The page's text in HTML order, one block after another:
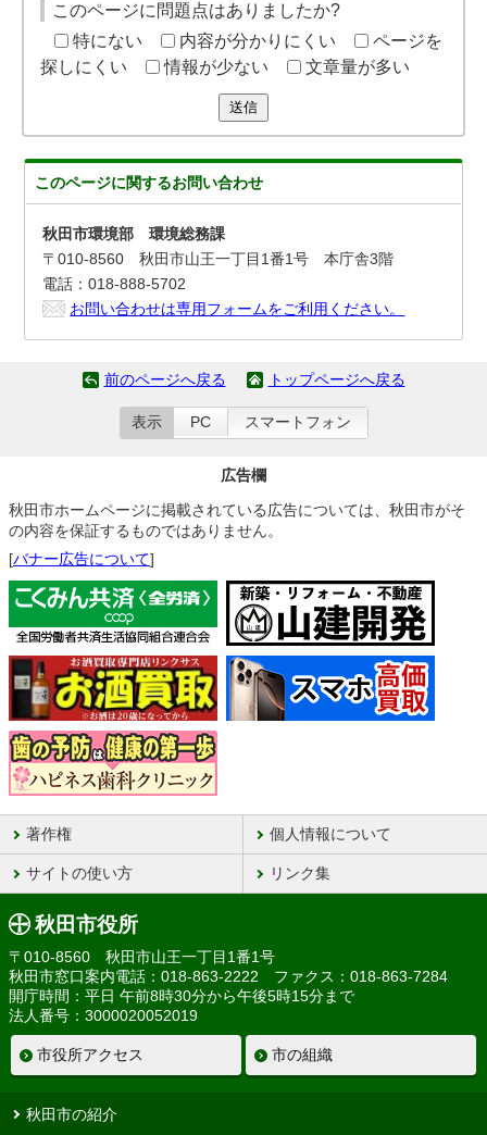
このページに問題点はありましたか?
特にない
内容が分かりにくい
ページを
探しにくい
情報が少ない 文章量が多い
送信
このページに関するお問い合わせ
秋田市環境部 環境総務課
〒010-8560 秋田市山王一丁目1番1号 本庁舎3階
電話：018-888-5702
お問い合わせは専用フォームをご利用ください。
前のページへ戻る トップページへ戻る
表示 PC スマートフォン
広告欄
秋田市ホームページに掲載されている広告については、秋田市がそ
の内容を保証するものではありません。
[バナー広告について]
著作権 個人情報について
サイトの使い方 リンク集
秋田市役所
〒010-8560 秋田市山王一丁目1番1号
秋田市窓口案内電話：018-863-2222 ファクス：018-863-7284
開庁時間：平日 午前8時30分から午後5時15分まで
法人番号：3000020052019
市役所アクセス 市の組織
秋田市の紹介